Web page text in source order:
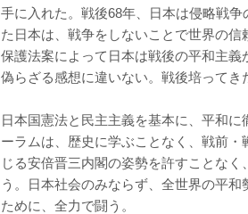
手に入れた。戦後68年、日本は侵略戦
た日本は、戦争をしないことで世界の
保護法案によって日本は戦後の平和主
偽らざる感想に違いない。戦後培ってき
日本国憲法と民主主義を基本に、平和
ーラムは、歴史に学ぶことなく、戦前
じる安倍晋三内閣の姿勢を許すことな
う。日本社会のみならず、全世界の平
ために、全力で闘う。